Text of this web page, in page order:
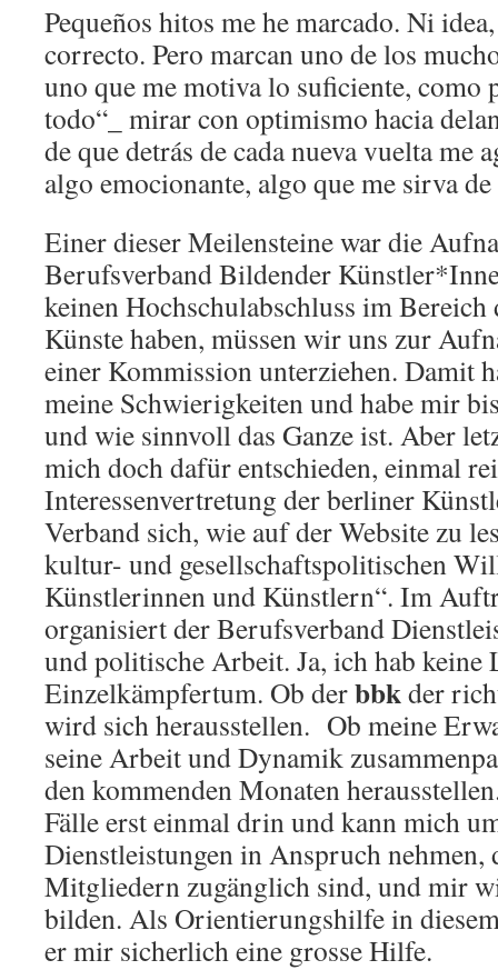
Pequeños hitos me he marcado. Ni
correcto. Pero marcan uno de los
uno que me motiva lo suficiente, como
todo“_ mirar con optimismo hacia
de que detrás de cada nueva vuelta me
algo emocionante, algo que me sirva
Einer dieser Meilensteine war die
Berufsverband Bildender
keinen Hochschulabschluss im
Künste haben, müssen wir uns zur
einer Kommission unterziehen. Damit
meine Schwierigkeiten und habe mir
und wie sinnvoll das Ganze ist. Aber
mich doch dafür entschieden, einmal
Interessenvertretung der berliner
Verband sich, wie auf der Website zu
kultur- und gesellschaftspolitischen
Künstlerinnen und Künstlern“. Im
organisiert der Berufsverband
und politische Arbeit. Ja, ich hab keine
Einzelkämpfertum. Ob derbbkder
wird sich herausstellen. Ob meine
seine Arbeit und Dynamik
den kommenden Monaten
Fälle erst einmal drin und kann mich
Dienstleistungen in Anspruch nehmen,
Mitgliedern zugänglich sind, und mir
bilden. Als Orientierungshilfe in
er mir sicherlich eine grosse Hilfe.